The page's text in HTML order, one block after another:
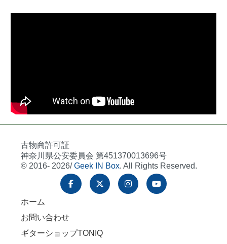
古物商許可証
神奈川県公安委員会 第451370013696号
© 2016- 2026/Geek IN Box. All Rights Reserved.
ホーム
お問い合わせ
ギターショップTONIQ